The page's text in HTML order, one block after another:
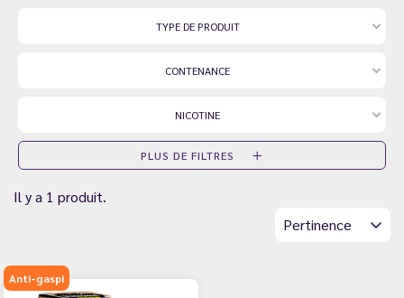
TYPE DE PRODUIT
CONTENANCE
NICOTINE
PLUS DE FILTRES
Il y a 1 produit.
Pertinence
Anti-gaspi